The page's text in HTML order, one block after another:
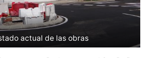
actual de las obras